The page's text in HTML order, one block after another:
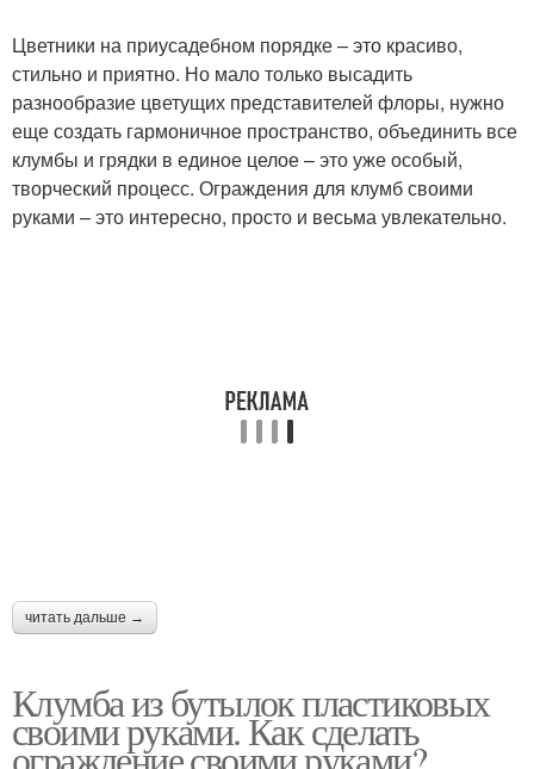
Цветники на приусадебном порядке – это красиво,
стильно и приятно. Но мало только высадить
разнообразие цветущих представителей флоры, нужно
еще создать гармоничное пространство, объединить все
клумбы и грядки в единое целое – это уже особый,
творческий процесс. Ограждения для клумб своими
руками – это интересно, просто и весьма увлекательно.
читать дальше →
Клумба из бутылок пластиковых
своими руками. Как сделать